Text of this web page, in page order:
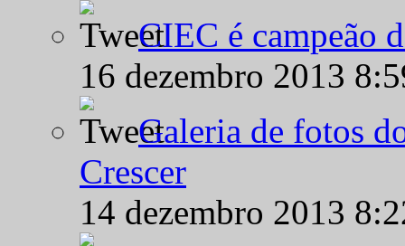
CIEC é campeão
16 dezembro 2013
Galeria de fotos
Crescer
14 dezembro 2013